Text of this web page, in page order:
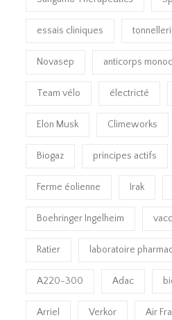
essais cliniques
Novasep anticorps
Team vélo électricté
Elon Musk Climeworks
Biogaz principes actifs
Ferme éolienne Irak
Boehringer Ingelheim
Ratier laboratoire
A220-300 Adac
Arriel Verkor Air